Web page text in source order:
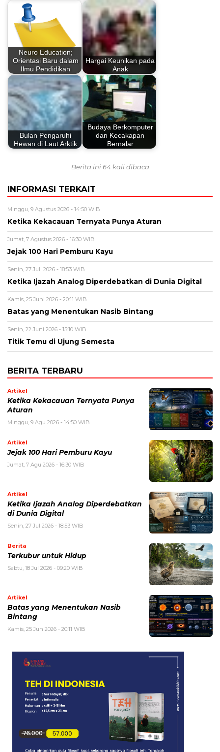
Neuro Education;
Orientasi Baru dalam
Ilmu Pendidikan
Hargai Keunikan pada
Anak
Bulan Pengaruhi
Hewan di Laut Arktik
Budaya Berkomputer
dan Kecakapan
Bernalar
Berita ini 64 kali dibaca
INFORMASI TERKAIT
Minggu, 9 Agustus 2026 - 14:50 WIB
Ketika Kekacauan Ternyata Punya Aturan
Jumat, 7 Agustus 2026 - 16:30 WIB
Jejak 100 Hari Pemburu Kayu
Senin, 27 Juli 2026 - 18:53 WIB
Ketika Ijazah Analog Diperdebatkan di Dunia Digital
Kamis, 25 Juni 2026 - 20:11 WIB
Batas yang Menentukan Nasib Bintang
Senin, 22 Juni 2026 - 15:10 WIB
Titik Temu di Ujung Semesta
BERITA TERBARU
Artikel
Ketika Kekacauan Ternyata Punya
Aturan
Minggu, 9 Agu 2026 - 14:50 WIB
Artikel
Jejak 100 Hari Pemburu Kayu
Jumat, 7 Agu 2026 - 16:30 WIB
Artikel
Ketika Ijazah Analog Diperdebatkan
di Dunia Digital
Senin, 27 Jul 2026 - 18:53 WIB
Berita
Terkubur untuk Hidup
Sabtu, 18 Jul 2026 - 09:20 WIB
Artikel
Batas yang Menentukan Nasib
Bintang
Kamis, 25 Jun 2026 - 20:11 WIB